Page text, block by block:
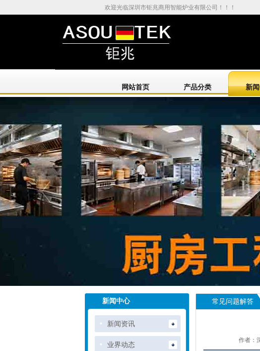
欢迎光临深圳市钜兆商用智能炉业有限公司！！！
网站首页 产品分类 新
新闻中心
新闻资讯
业界动态
常见问题解答
作者：